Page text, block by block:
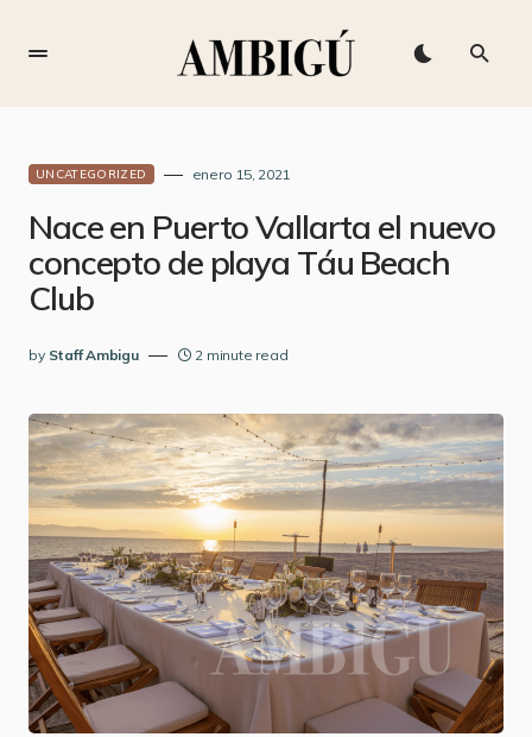
UNCATEGORIZED enero 15, 2021
Nace en Puerto Vallarta el nuevo
concepto de playa Táu Beach
Club
by Staff Ambigu 2 minute read